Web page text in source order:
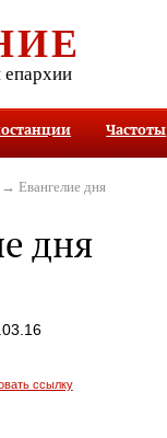
епархии
Частоты
→ Евангелие дня
дня
ссылку